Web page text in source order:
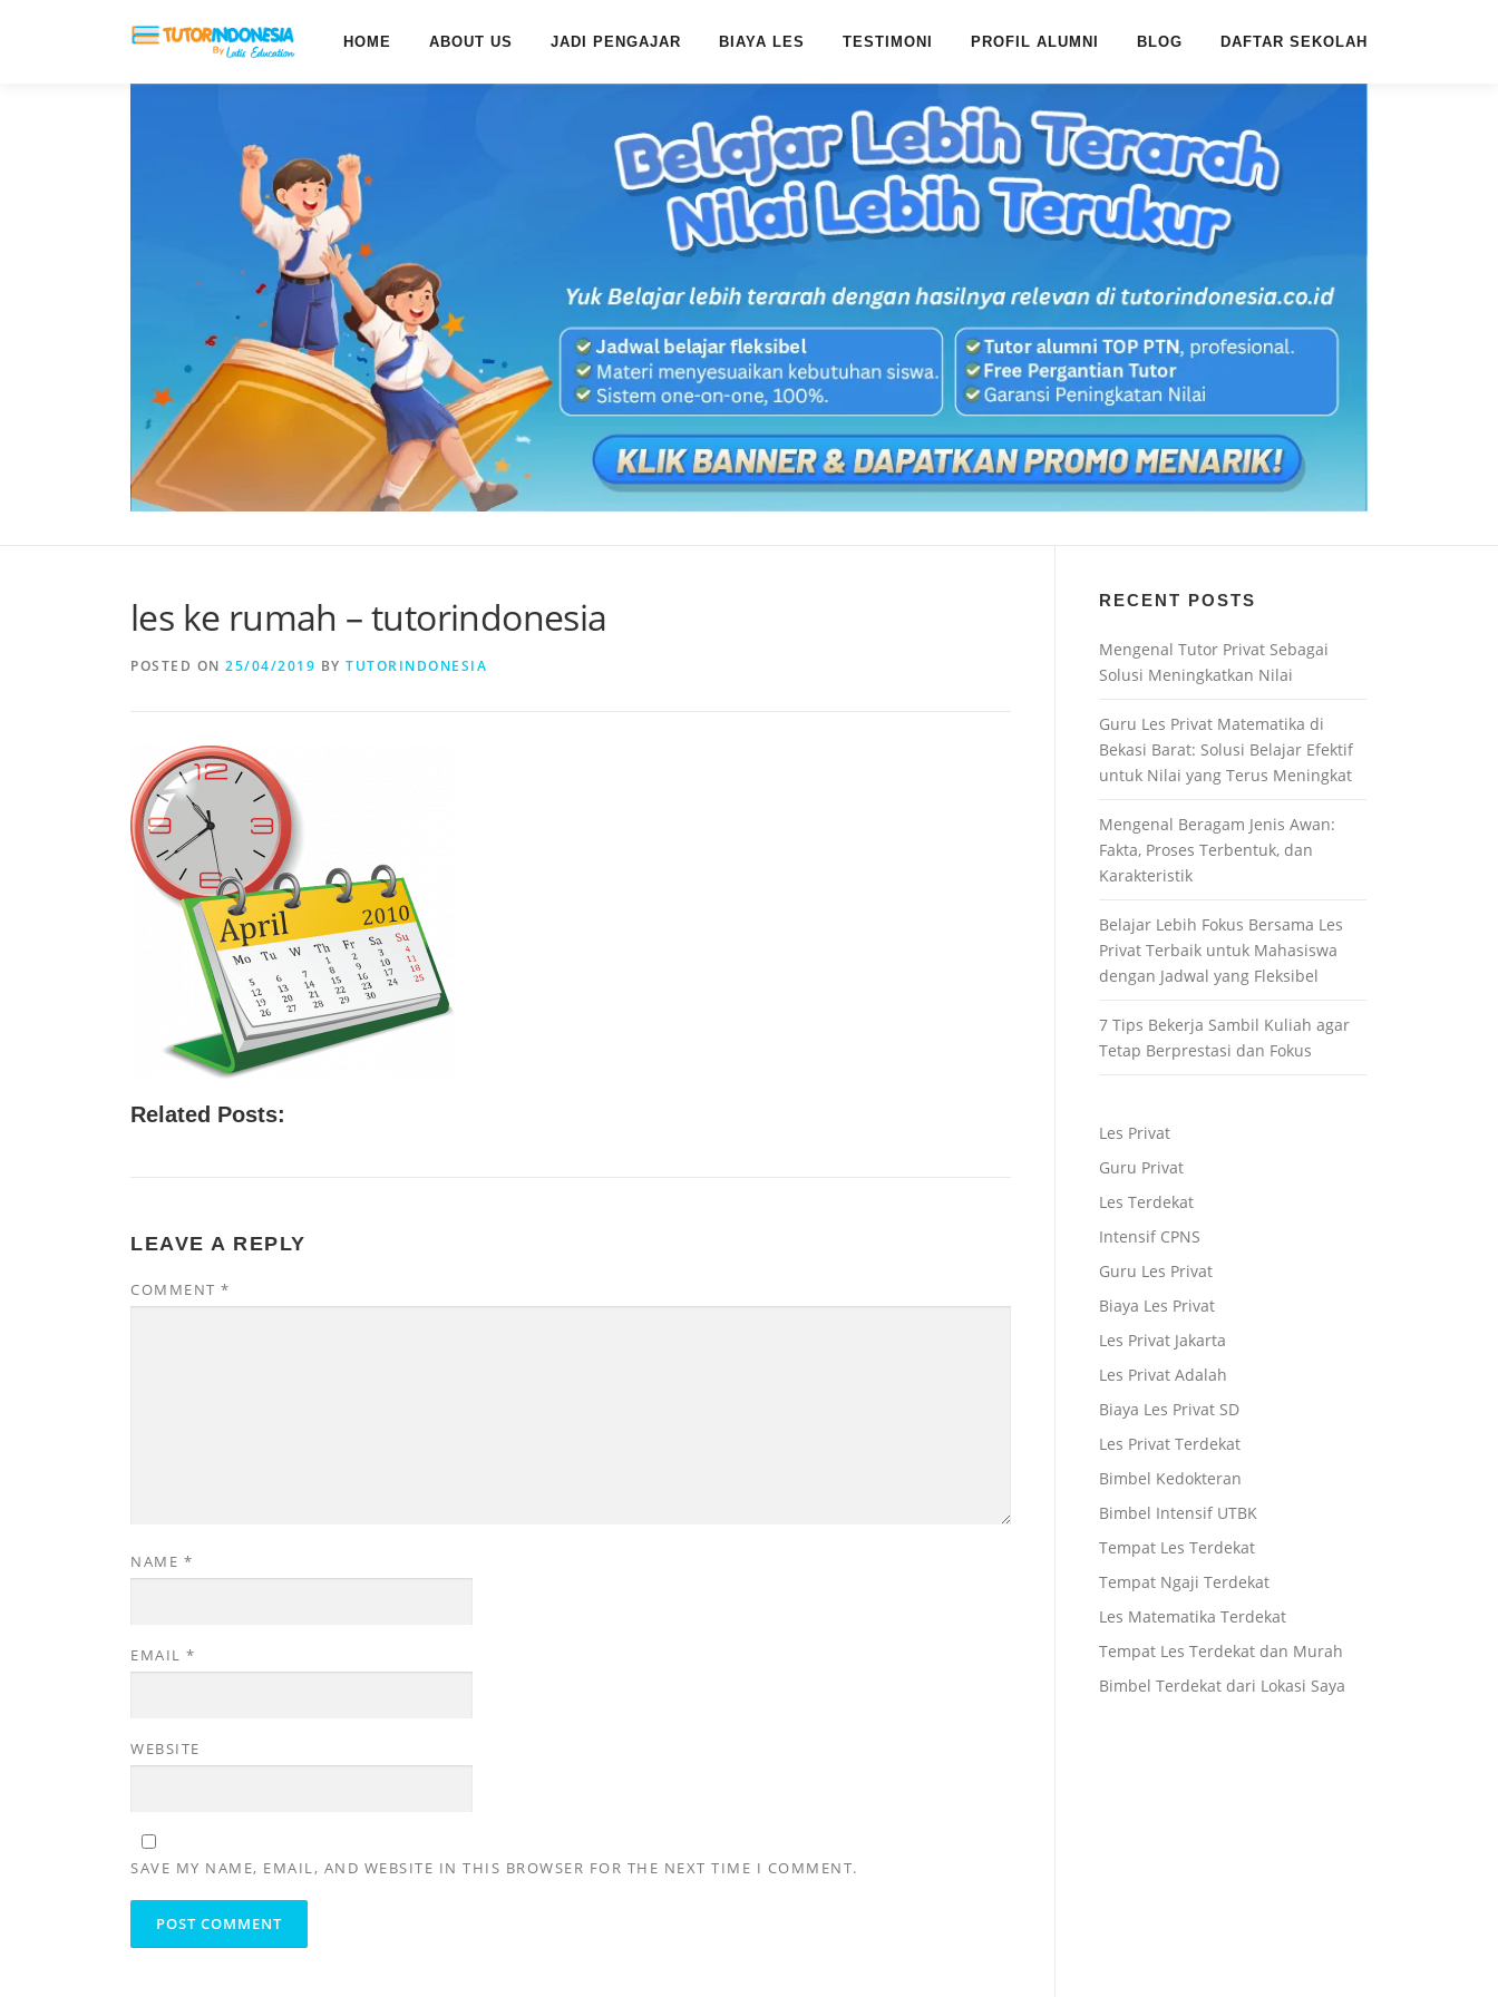
HOME ABOUT US JADI PENGAJAR BIAYA LES TESTIMONI PROFIL ALUMNI BLOG DAFTAR SEKOLAH
les ke rumah – tutorindonesia
POSTED ON 25/04/2019 BY TUTORINDONESIA
Related Posts:
LEAVE A REPLY
COMMENT *
NAME *
EMAIL *
WEBSITE
SAVE MY NAME, EMAIL, AND WEBSITE IN THIS BROWSER FOR THE NEXT TIME I COMMENT.
RECENT POSTS
Mengenal Tutor Privat Sebagai
Solusi Meningkatkan Nilai
Guru Les Privat Matematika di
Bekasi Barat: Solusi Belajar Efektif
untuk Nilai yang Terus Meningkat
Mengenal Beragam Jenis Awan:
Fakta, Proses Terbentuk, dan
Karakteristik
Belajar Lebih Fokus Bersama Les
Privat Terbaik untuk Mahasiswa
dengan Jadwal yang Fleksibel
7 Tips Bekerja Sambil Kuliah agar
Tetap Berprestasi dan Fokus
Les Privat
Guru Privat
Les Terdekat
Intensif CPNS
Guru Les Privat
Biaya Les Privat
Les Privat Jakarta
Les Privat Adalah
Biaya Les Privat SD
Les Privat Terdekat
Bimbel Kedokteran
Bimbel Intensif UTBK
Tempat Les Terdekat
Tempat Ngaji Terdekat
Les Matematika Terdekat
Tempat Les Terdekat dan Murah
Bimbel Terdekat dari Lokasi Saya